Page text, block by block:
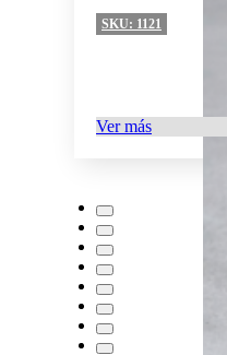
SKU: 1121
Ver más